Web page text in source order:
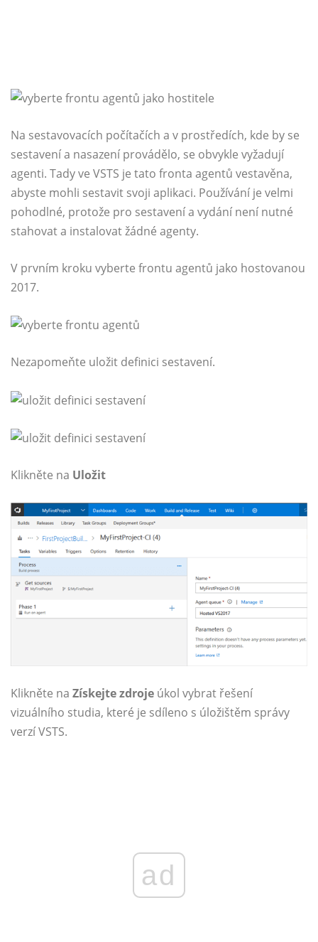
Na sestavovacích počítačích a v prostředích, kde by se
sestavení a nasazení provádělo, se obvykle vyžadují
agenti. Tady ve VSTS je tato fronta agentů vestavěna,
abyste mohli sestavit svoji aplikaci. Používání je velmi
pohodlné, protože pro sestavení a vydání není nutné
stahovat a instalovat žádné agenty.
V prvním kroku vyberte frontu agentů jako hostovanou
2017.
Nezapomeňte uložit definici sestavení.
Klikněte na Uložit
Klikněte na Získejte zdroje úkol vybrat řešení
vizuálního studia, které je sdíleno s úložištěm správy
verzí VSTS.
ad